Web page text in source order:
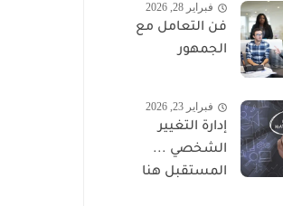
فبراير 28, 2026
فن التعامل مع
الجمهور
فبراير 23, 2026
إدارة التغيير
الشخصي ...
المستقبل هنا